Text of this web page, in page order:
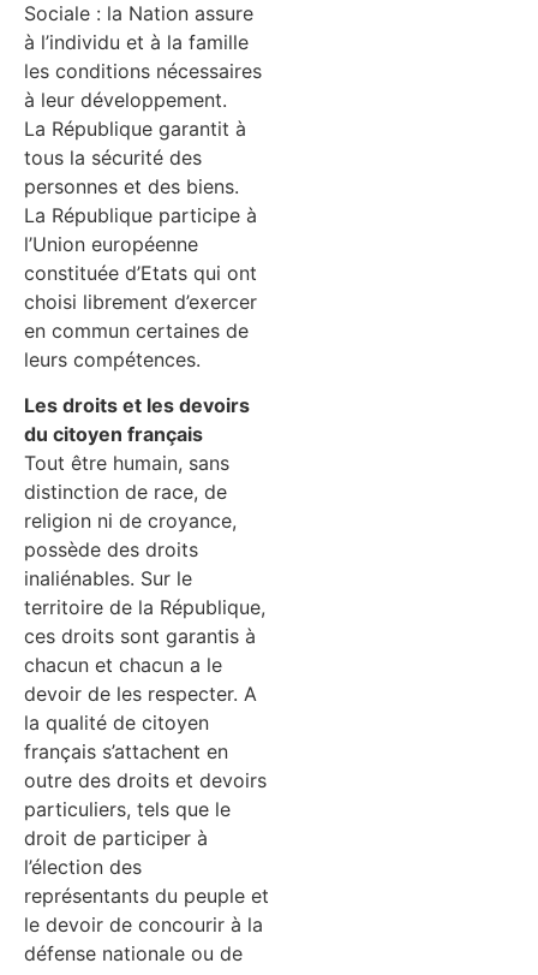
Sociale : la Nation assure
à l’individu et à la famille
les conditions nécessaires
à leur développement.
La République garantit à
tous la sécurité des
personnes et des biens.
La République participe à
l’Union européenne
constituée d’Etats qui ont
choisi librement d’exercer
en commun certaines de
leurs compétences.
Les droits et les devoirs
du citoyen français
Tout être humain, sans
distinction de race, de
religion ni de croyance,
possède des droits
inaliénables. Sur le
territoire de la République,
ces droits sont garantis à
chacun et chacun a le
devoir de les respecter. A
la qualité de citoyen
français s’attachent en
outre des droits et devoirs
particuliers, tels que le
droit de participer à
l’élection des
représentants du peuple et
le devoir de concourir à la
défense nationale ou de